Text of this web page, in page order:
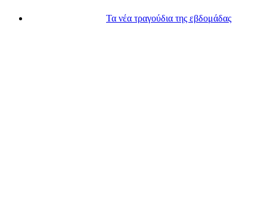
Τα νέα τραγούδια της εβδομάδας